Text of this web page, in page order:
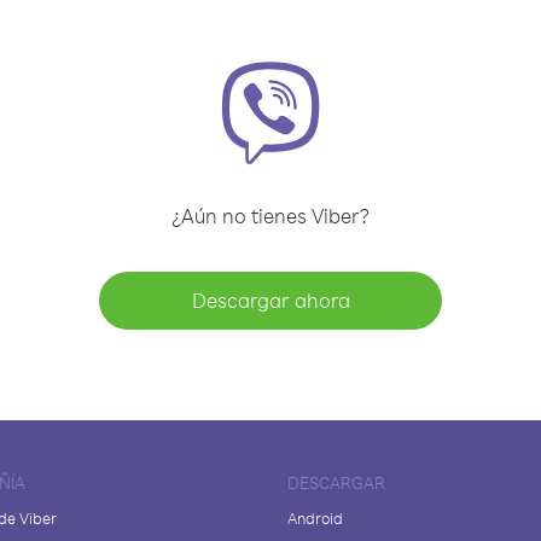
¿Aún no tienes Viber?
Descargar ahora
Viber
DESCARGAR
Android